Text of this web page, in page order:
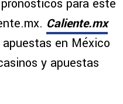
para este
Caliente.mx
en México
y apuestas